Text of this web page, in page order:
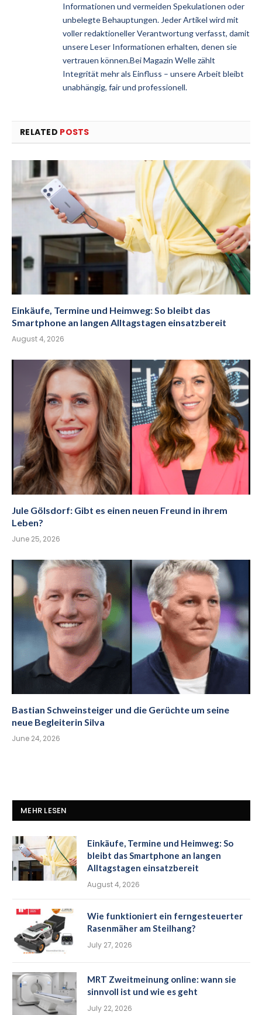
Informationen und vermeiden Spekulationen oder
unbelegte Behauptungen. Jeder Artikel wird mit
voller redaktioneller Verantwortung verfasst, damit
unsere Leser Informationen erhalten, denen sie
vertrauen können.Bei Magazin Welle zählt
Integrität mehr als Einfluss – unsere Arbeit bleibt
unabhängig, fair und professionell.
RELATED POSTS
Einkäufe, Termine und Heimweg: So bleibt das
Smartphone an langen Alltagstagen einsatzbereit
August 4, 2026
Jule Gölsdorf: Gibt es einen neuen Freund in ihrem
Leben?
June 25, 2026
Bastian Schweinsteiger und die Gerüchte um seine
neue Begleiterin Silva
June 24, 2026
MEHR LESEN
Einkäufe, Termine und Heimweg: So
bleibt das Smartphone an langen
Alltagstagen einsatzbereit
August 4, 2026
Wie funktioniert ein ferngesteuerter
Rasenmäher am Steilhang?
July 27, 2026
MRT Zweitmeinung online: wann sie
sinnvoll ist und wie es geht
July 22, 2026